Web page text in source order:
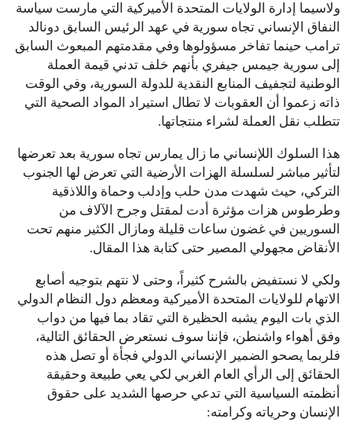
ولاسيما إدارة الولايات المتحدة الأميركية التي مارست سياسة
النفاق الإنساني تجاه سورية في عهد الرئيس السابق دونالد
ترامب حينما تفاخر مسؤولوها وفي مقدمتهم المبعوث السابق
إلى سورية جيمس جيفري بأنهم خلف تدني قيمة العملة
الوطنية لتجفيف المنابع النقدية للدولة السورية، وفي الوقت
ذاته زعموا أن العقوبات لا تطال استيراد المواد الصحية التي
تتطلب نقل العملة لشراء منتجاتها.
هذا السلوك اللإنساني ما زال يمارس تجاه سورية بعد تعرضها
لتأثير مباشر لسلسلة الهزات الأرضية التي تعرض لها الجنوب
التركي، حيث شهدت مدن حلب وإدلب وحماة واللاذقية
وطرطوس هزات مؤثرة أدت لمقتل وجرح الآلاف من
السوريين في غضون ساعات قليلة ومازال الكثير منهم تحت
الأنقاض مجهولي المصير حتى كتابة هذا المقال.
ولكي لا نستفيض بالشرح كثيراً، وحتى لا نتهم بتوجيه أصابع
الاتهام للولايات المتحدة الأميركية ومعظم دول النظام الدولي
الذي بات اليوم يشبه الحظيرة التي تقاد بما فيها من دواب
وفق أهواء واشنطن، فإننا سوف نستعرض الحقائق التالية،
فلربما يصحو الضمير الإنساني الدولي فجأة أو تصل هذه
الحقائق إلى الرأي العام الغربي لكي يعي طبيعة وحقيقة
أنظمته السياسية التي تدعي حرصها الشديد على حقوق
الإنسان وحرياته وكرامته: